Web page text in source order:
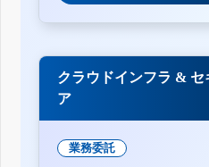
クラウドインフラ &
ア
業務委託